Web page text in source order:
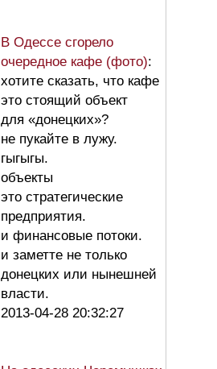
В Одессе сгорело
очередное кафе (фото):
хотите сказать, что кафе
это стоящий объект
для «донецких»?
не пукайте в лужу.
гыгыгы.
объекты
это стратегические
предприятия.
и финансовые потоки.
и заметте не только
донецких или нынешней
власти.
2013-04-28 20:32:27